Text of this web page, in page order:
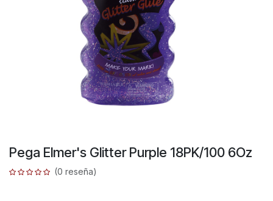
Pega Elmer's Glitter Purple 18PK/100 6Oz
(0 reseña)